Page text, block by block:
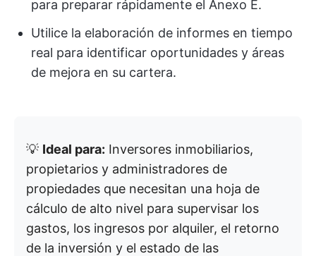
para preparar rápidamente el Anexo E.
Utilice la elaboración de informes en tiempo
real para identificar oportunidades y áreas
de mejora en su cartera.
💡 Ideal para: Inversores inmobiliarios,
propietarios y administradores de
propiedades que necesitan una hoja de
cálculo de alto nivel para supervisar los
gastos, los ingresos por alquiler, el retorno
de la inversión y el estado de las